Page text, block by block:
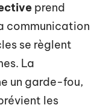
prend
communication
se règlent
La
un garde-fou,
les